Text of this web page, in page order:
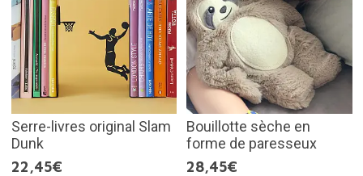
Serre-livres original Slam
Dunk
22,45€
Bouillotte sèche en
forme de paresseux
28,45€